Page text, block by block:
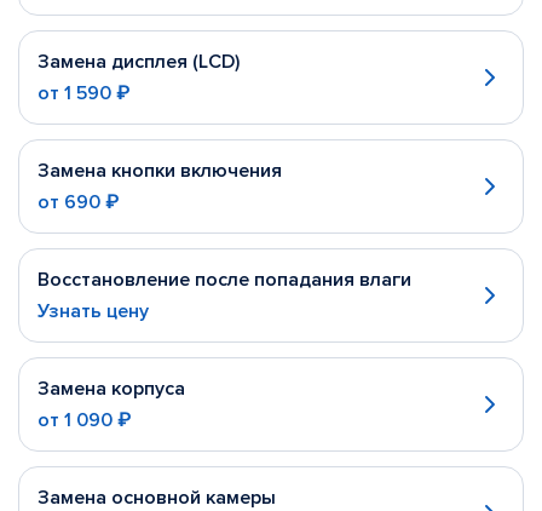
Замена дисплея (LCD)
от 1 590 ₽
Замена кнопки включения
от 690 ₽
Восстановление после попадания влаги
Узнать цену
Замена корпуса
от 1 090 ₽
Замена основной камеры